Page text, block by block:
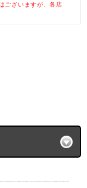
ございますが、各店